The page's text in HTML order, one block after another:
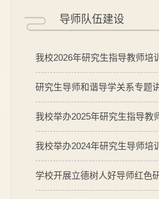
导师队伍建设
我校2026年研究生指导教师培
研究生导师和谐导学关系专题
我校举办2025年研究生指导教
我校举办2024年研究生导师培
学校开展立德树人好导师红色